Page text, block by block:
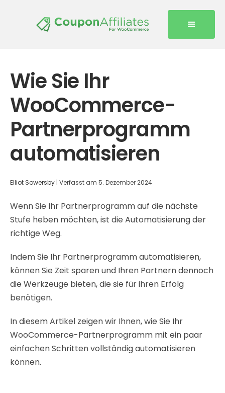
Wie Sie Ihr
WooCommerce-
Partnerprogramm
automatisieren
Elliot Sowersby | Verfasst am 5. Dezember 2024
Wenn Sie Ihr Partnerprogramm auf die nächste
Stufe heben möchten, ist die Automatisierung der
richtige Weg.
Indem Sie Ihr Partnerprogramm automatisieren,
können Sie Zeit sparen und Ihren Partnern dennoch
die Werkzeuge bieten, die sie für ihren Erfolg
benötigen.
In diesem Artikel zeigen wir Ihnen, wie Sie Ihr
WooCommerce-Partnerprogramm mit ein paar
einfachen Schritten vollständig automatisieren
können.